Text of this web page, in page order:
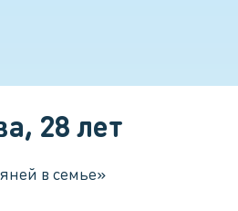
Няня для 3 детей
, 28лет
в семье»